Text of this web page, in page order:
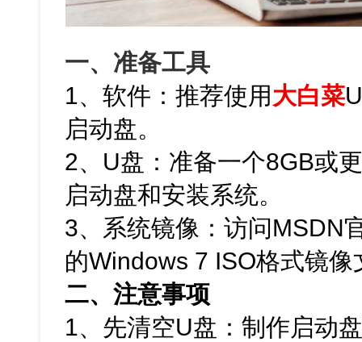
一、准备工具
1、软件：推荐使用 大白菜
启动盘。
2、U盘：准备一个8GB或
启动盘和安装系统。
3、系统镜像：访问MSDN
的Windows 7 ISO格式镜像
二、注意事项
1、先清空U盘：制作启动